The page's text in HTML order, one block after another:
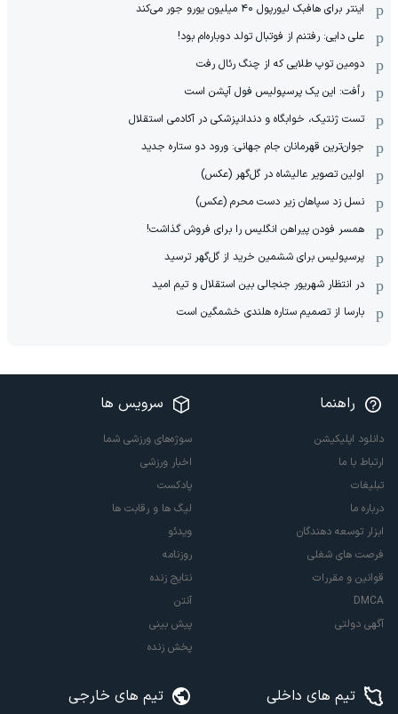
اینتر برای هافبک لیورپول ۴۰ میلیون یورو جور می‌کند
علی دایی: رفتنم از فوتبال تولد دوباره‌ام بود!
دومین توپ طلایی که از چنگ رئال رفت
رأفت: این یک پرسپولیس فول آپشن است
تست ژنتیک، خوابگاه و دندانپزشکی در آکادمی استقلال
جوان‌ترین قهرمانان جام جهانی: ورود دو ستاره جدید
اولین تصویر عالیشاه در گل‌گهر (عکس)
نسل زد سپاهان زیر دست محرم (عکس)
همسر فودن پیراهن انگلیس را برای فروش گذاشت!
پرسپولیس برای ششمین خرید از گل‌گهر ترسید
در انتظار شهریور جنجالی بین استقلال و تیم امید
بارسا از تصمیم ستاره هلندی خشمگین است
راهنما
دانلود اپلیکیشن
ارتباط با ما
تبلیغات
درباره ما
ابزار توسعه دهندگان
فرصت های شغلی
قوانین و مقررات
DMCA
آگهی دولتی
سرویس ها
سوژه‌های ورزشی شما
اخبار ورزشی
پادکست
لیگ ها و رقابت ها
ویدئو
روزنامه
نتایج زنده
آنتن
پیش بینی
پخش زنده
تیم های داخلی تیم های خارجی